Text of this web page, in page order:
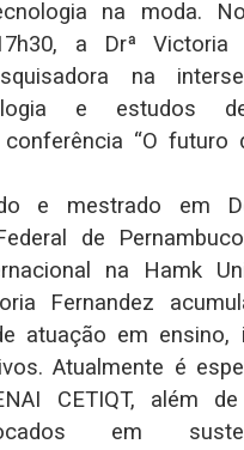
na moda.
a Drª Victoria
na
e estudos
“O futuro
e mestrado em
de
na Hamk
Fernandez
atuação em ensino,
Atualmente é
CETIQT, além
em